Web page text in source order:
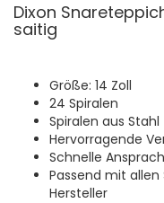
Dixon
saitig
Größe: 14 Zoll
24 Spiralen
Spiralen aus Stahl
Hervorragende
Schnelle Ansprach
Passend mit
Hersteller